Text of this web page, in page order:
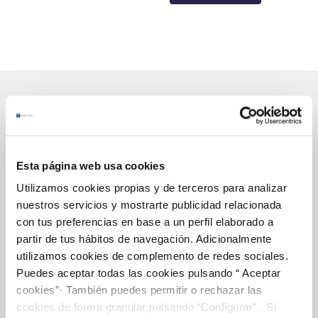
Esta página web usa cookies
Utilizamos cookies propias y de terceros para analizar
nuestros servicios y mostrarte publicidad relacionada
con tus preferencias en base a un perfil elaborado a
partir de tus hábitos de navegación. Adicionalmente
utilizamos cookies de complemento de redes sociales.
Puedes aceptar todas las cookies pulsando “ Aceptar
cookies”· También puedes permitir o rechazar las
cookies de forma granular pulsando “Configurar”. Si
Gestiones Online
FACTURAS, PAGOS Y CONSUMOS
CONTRATOS
MODIFICACIÓN DE DATOS
INCIDENCIAS